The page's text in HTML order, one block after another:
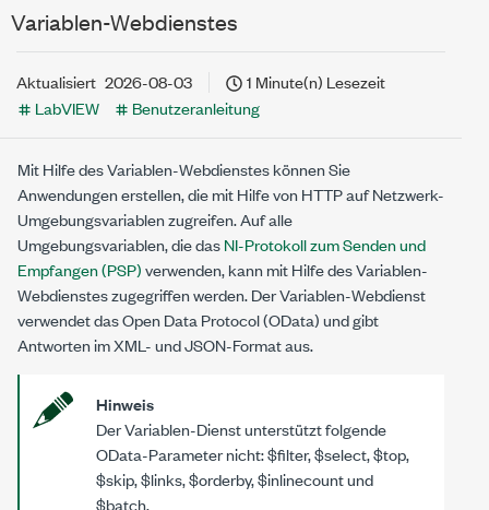
Variablen-Webdienstes
Aktualisiert 2026-08-03
1 Minute(n) Lesezeit
LabVIEW
Benutzeranleitung
Mit Hilfe des Variablen-Webdienstes können Sie
Anwendungen erstellen, die mit Hilfe von HTTP auf Netzwerk-
Umgebungsvariablen zugreifen. Auf alle
Umgebungsvariablen, die dasNI-Protokoll zum Senden und
Empfangen (PSP)verwenden, kann mit Hilfe des Variablen-
Webdienstes zugegriffen werden. Der Variablen-Webdienst
verwendet das Open Data Protocol (OData) und gibt
Antworten im XML- und JSON-Format aus.
Hinweis
Der Variablen-Dienst unterstützt folgende
OData-Parameter nicht:$filter,$select,$top,
$skip,$links,$orderby,$inlinecountund
$batch.